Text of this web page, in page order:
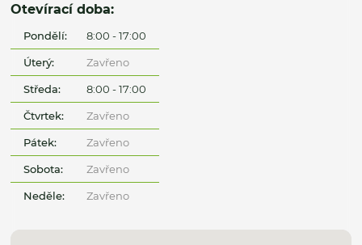
Otevírací doba:
Pondělí: 8:00 - 17:00
Úterý: Zavřeno
Středa: 8:00 - 17:00
Čtvrtek: Zavřeno
Pátek: Zavřeno
Sobota: Zavřeno
Neděle: Zavřeno